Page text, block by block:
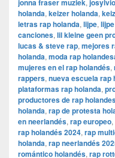
jonna fraser muziek, josylvio
holanda, keizer holanda,
letras rap holanda, lijpe,
canciones, lil kleine geen
lucas & steve rap, mejores
holanda, moda rap
mujeres en el rap holandés,
rappers, nueva escuela rap
plataformas rap holanda,
productores de rap
holanda, rap de protesta
en neerlandés, rap europeo,
rap holandés 2024, rap
holanda, rap neerlandés
romántico holandés, rap